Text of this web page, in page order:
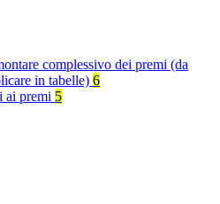
complessivo dei premi (da
in tabelle) 6
ai premi 5